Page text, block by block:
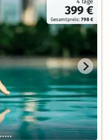
4 Tage
399 €
Gesamtpreis: 798 €